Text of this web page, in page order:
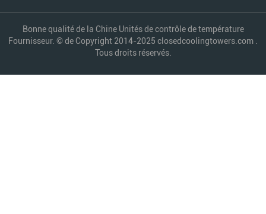
Bonne qualité de la Chine Unités de contrôle de température
Fournisseur. © de Copyright 2014-2025 closedcoolingtowers.com .
Tous droits réservés.